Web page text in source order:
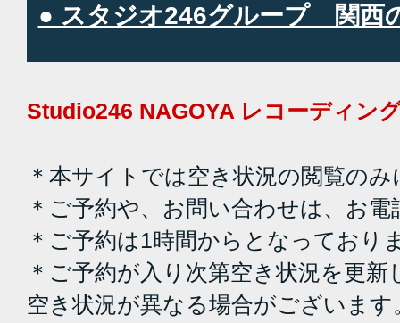
● スタジオ246グループ 関西
Studio246 NAGOYA レコーディン
＊本サイトでは空き状況の閲覧の
＊ご予約や、お問い合わせは、お
＊ご予約は1時間からとなっており
＊ご予約が入り次第空き状況を更
空き状況が異なる場合がございます